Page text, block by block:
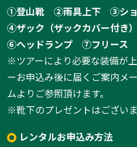
①登山靴
②雨具上下
③シ
④ザック（ザックカバー付き）
⑥ヘッドランプ
⑦フリース
※ツアーにより必要な装備が
ーお申込み後に届くご案内メ
ムよりご参照頂けます。
※靴下のプレゼントはございま
レンタルお申込み方法